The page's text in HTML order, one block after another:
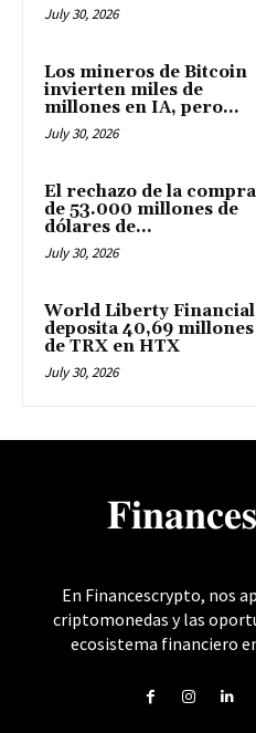
July 30, 2026
Los mineros de Bitcoin
invierten miles de
millones en IA, pero...
July 30, 2026
El rechazo de la compra
de 53.000 millones de
dólares de...
July 30, 2026
World Liberty Financial
deposita 40,69 millones
de TRX en HTX
July 30, 2026
En Financescrypto, nos
criptomonedas y las
ecosistema financiero